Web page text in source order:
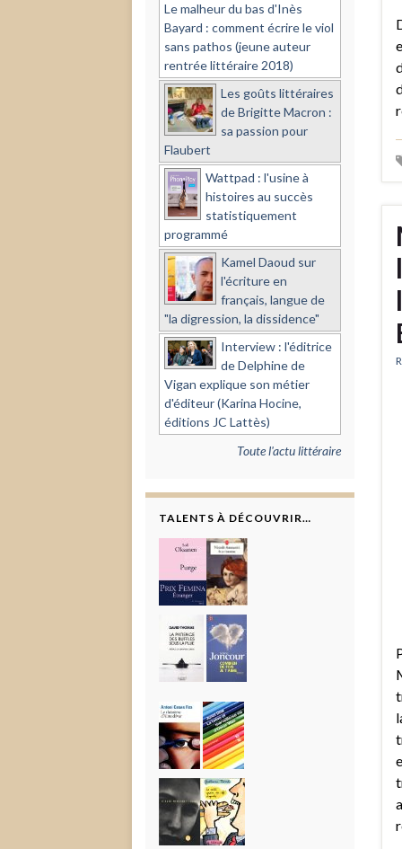
Le malheur du bas d'Inès
Bayard : comment écrire le viol
sans pathos (jeune auteur
rentrée littéraire 2018)
Les goûts littéraires
de Brigitte Macron :
sa passion pour
Flaubert
Wattpad : l'usine à
histoires au succès
statistiquement
programmé
Kamel Daoud sur
l'écriture en
français, langue de
"la digression, la dissidence"
Interview : l'éditrice
de Delphine de
Vigan explique son métier
d'éditeur (Karina Hocine,
éditions JC Lattès)
Toute l'actu littéraire
TALENTS À DÉCOUVRIR…